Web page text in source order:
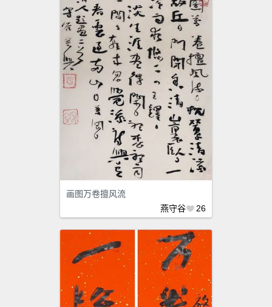
画图万卷擅风流
燕守谷
26